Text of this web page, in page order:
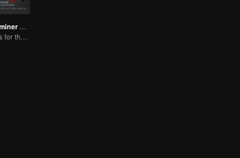
Medical Examiner Dr. Qin:The Survivor
Dr.Qin speaks for the dead.